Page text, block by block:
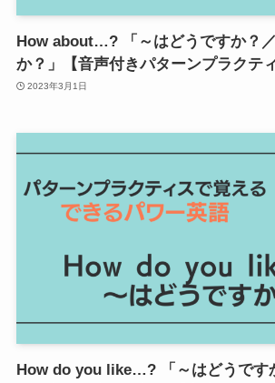
How about…? 「～はどうですか？
か？」【音声付きパターンプラクテ
2023年3月1日
How do you like…? 「～はどうです